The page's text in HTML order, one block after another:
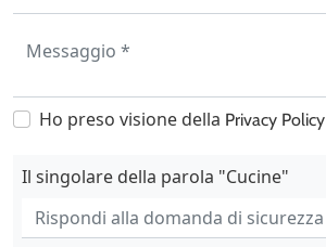
Ho preso visione della Privacy Policy
Il singolare della parola "Cucine"